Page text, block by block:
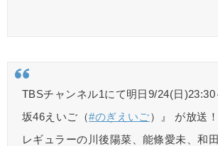
TBSチャンネル1にて明日9/24(日)23:30
坂46えいご（#のぎえいご）』 が放送！
レギュラーの川後陽菜、能條愛未、和